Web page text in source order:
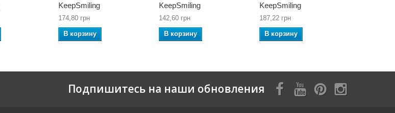
KeepSmiling
174,80 грн
В корзину
KeepSmiling
142,60 грн
В корзину
KeepSmiling
187,22 грн
В корзину
Подпишитесь на наши обновления